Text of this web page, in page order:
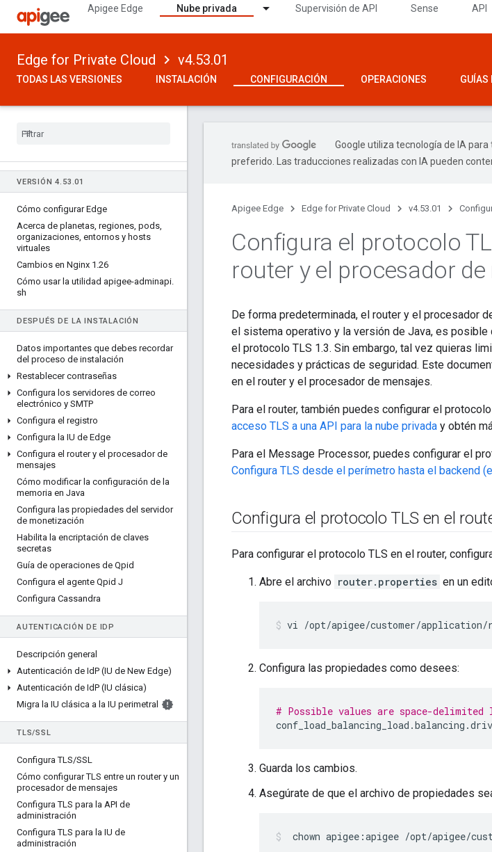
Apigee Edge Nube privada Supervisión de API Sense API
Edge for Private Cloud v4.53.01
TODAS LAS VERSIONES INSTALACIÓN CONFIGURACIÓN OPERACIONES GUÍAS
VERSIÓN 4. 53 .01
Cómo configurar Edge
Acerca de planetas, regiones, pods,
organizaciones, entornos y hosts
virtuales
Cambios en Nginx 1 .26
Cómo usar la utilidad apigee-adminapi.
sh
DESPUÉS DE LA INSTALACIÓN
Datos importantes que debes recordar
del proceso de instalación
Restablecer contraseñas
Configura los servidores de correo
electrónico y SMTP
Configura el registro
Configura la IU de Edge
Configura el router y el procesador de
mensajes
Cómo modificar la configuración de la
memoria en Java
Configura las propiedades del servidor
de monetización
Habilita la encriptación de claves
secretas
Guía de operaciones de Qpid
Configura el agente Qpid J
Configura Cassandra
AUTENTICACIÓN DE IDP
Descripción general
Autenticación de IdP (IU de New Edge)
Autenticación de IdP (IU clásica)
Migra la IU clásica a la IU perimetral
TLS/SSL
Configura TLS/SSL
Cómo configurar TLS entre un router y un
procesador de mensajes
Configura TLS para la API de
administración
Configura TLS para la IU de
administración
Google utiliza tecnología de IA
preferido. Las traducciones realizadas con IA pueden
Apigee Edge Edge for Private Cloud v4.53.01
Configura el protocolo
router y el procesador
De forma predeterminada, el router y el procesador
el sistema operativo y la versión de Java, es
el protocolo TLS 1.3. Sin embargo, tal vez quieras
necesidades y prácticas de seguridad. Este
en el router y el procesador de mensajes.
Para el router, también puedes configurar el
acceso TLS a una API para la nube privada y obtén
Para el Message Processor, puedes configurar el
Configura TLS desde el perímetro hasta el backend
Configura el protocolo TLS en el
Para configurar el protocolo TLS en el router,
Abre el archivo router.properties en un
vi /opt/apigee/customer/
Configura las propiedades como desees:
# Possible values are space-delimited
conf_load_balancing_load .balancing .
Guarda los cambios.
Asegúrate de que el archivo de propiedades
chown apigee:apigee /opt/apigee/